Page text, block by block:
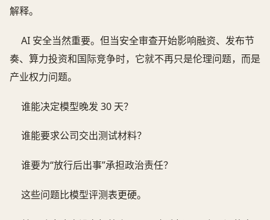
解释。
AI 安全当然重要。但当安全审查开始影响融资、发布节
奏、算力投资和国际竞争时，它就不再只是伦理问题，而是
产业权力问题。
谁能决定模型晚发 30 天？
谁能要求公司交出测试材料？
谁要为“放行后出事”承担政治责任？
这些问题比模型评测表更硬。